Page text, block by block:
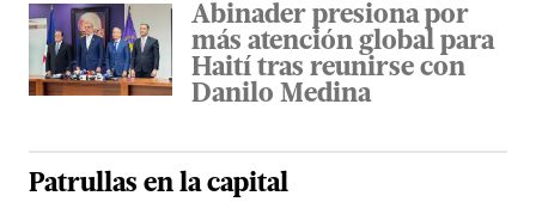
Abinader presiona por
más atención global para
Haití tras reunirse con
Danilo Medina
Patrullas en la capital